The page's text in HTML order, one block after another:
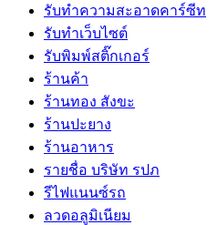
รับทำความสะอาดคาร์ซีท
รับทําเว็บไซต์
รับพิมพ์สติ๊กเกอร์
ร้านค้า
ร้านทอง สังขะ
ร้านปะยาง
ร้านอาหาร
รายชื่อ บริษัท รปภ
รีไฟแนนซ์รถ
ลวดอลูมิเนียม